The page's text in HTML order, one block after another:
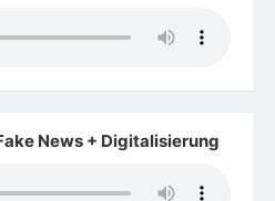
News + Digitalisierung